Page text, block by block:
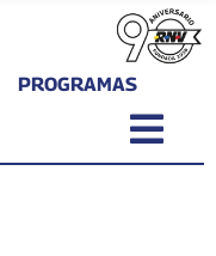
PROGRAMAS